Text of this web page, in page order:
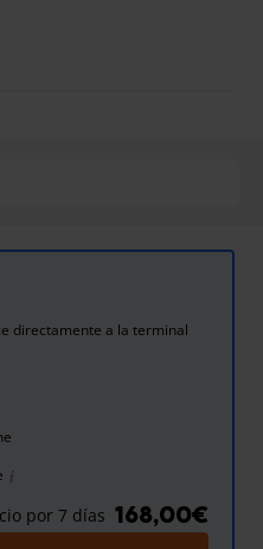
directamente a la terminal
por 7 días 168,00€